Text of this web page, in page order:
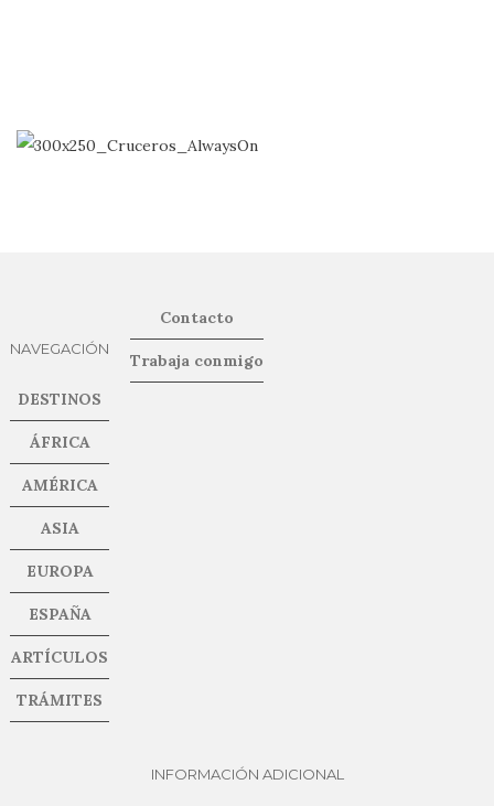
NAVEGACIÓN
DESTINOS
ÁFRICA
AMÉRICA
ASIA
EUROPA
ESPAÑA
ARTÍCULOS
TRÁMITES
Contacto
Trabaja conmigo
INFORMACIÓN ADICIONAL